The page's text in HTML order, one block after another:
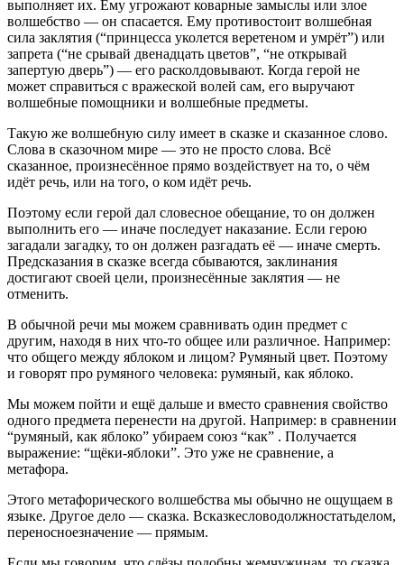
выполняет их. Ему угрожают коварные замыслы или злое
волшебство — он спасается. Ему противостоит волшебная
сила заклятия (“принцесса уколется веретеном и умрёт”) или
запрета (“не срывай двенадцать цветов”, “не открывай
запертую дверь”) — его расколдовывают. Когда герой не
может справиться с вражеской волей сам, его выручают
волшебные помощники и волшебные предметы.
Такую же волшебную силу имеет в сказке и сказанное слово.
Слова в сказочном мире — это не просто слова. Всё
сказанное, произнесённое прямо воздействует на то, о чём
идёт речь, или на того, о ком идёт речь.
Поэтому если герой дал словесное обещание, то он должен
выполнить его — иначе последует наказание. Если герою
загадали загадку, то он должен разгадать её — иначе смерть.
Предсказания в сказке всегда сбываются, заклинания
достигают своей цели, произнесённые заклятия — не
отменить.
В обычной речи мы можем сравнивать один предмет с
другим, находя в них что-то общее или различное. Например:
что общего между яблоком и лицом? Румяный цвет. Поэтому
и говорят про румяного человека: румяный, как яблоко.
Мы можем пойти и ещё дальше и вместо сравнения свойство
одного предмета перенести на другой. Например: в сравнении
“румяный, как яблоко” убираем союз “как” . Получается
выражение: “щёки-яблоки”. Это уже не сравнение, а
метафора.
Этого метафорического волшебства мы обычно не ощущаем в
языке. Другое дело — сказка. Всказкесловодолжностатьделом,
переносноезначение — прямым.